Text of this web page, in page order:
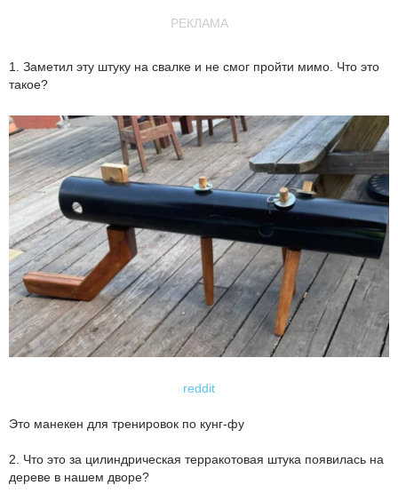
РЕКЛАМА
1. Заметил эту штуку на свалке и не смог пройти мимо. Что это
такое?
reddit
Это манекен для тренировок по кунг-фу
2. Что это за цилиндрическая терракотовая штука появилась на
дереве в нашем дворе?